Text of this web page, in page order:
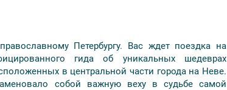
Петербургу. Вас ждет поездка на
гида об уникальных шедеврах
в центральной части города на Неве.
собой важную веху в судьбе самой